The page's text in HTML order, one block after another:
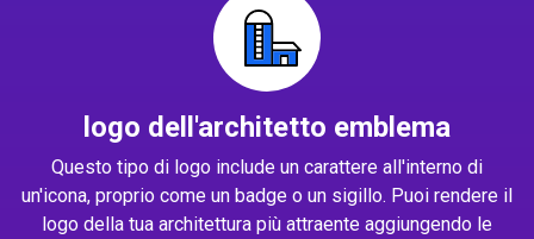
logo dell'architetto emblema
Questo tipo di logo include un carattere all'interno di
un'icona, proprio come un badge o un sigillo. Puoi rendere il
logo della tua architettura più attraente aggiungendo le